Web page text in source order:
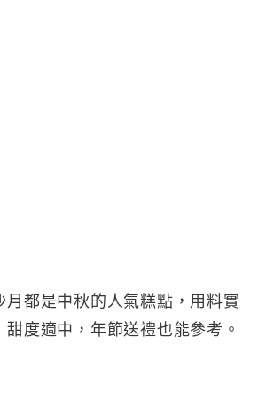
月都是中秋的人氣糕點，用料實
度適中，年節送禮也能參考。